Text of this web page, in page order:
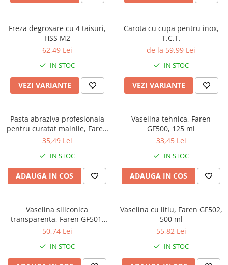
Freza degrosare cu 4 taisuri,
HSS M2
62,49 Lei
IN STOC
VEZI VARIANTE
Carota cu cupa pentru inox,
T.C.T.
de la 59,99 Lei
IN STOC
VEZI VARIANTE
Pasta abraziva profesionala
pentru curatat mainile, Faren
Cler, 1 litru
35,49 Lei
IN STOC
ADAUGA IN COS
Vaselina tehnica, Faren
GF500, 125 ml
33,45 Lei
IN STOC
ADAUGA IN COS
Vaselina siliconica
transparenta, Faren GF501,
125 ml
50,74 Lei
IN STOC
Vaselina cu litiu, Faren GF502,
500 ml
55,82 Lei
IN STOC